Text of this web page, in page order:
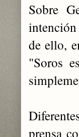
Sobre
intención
de ello,
"Soros
prensa